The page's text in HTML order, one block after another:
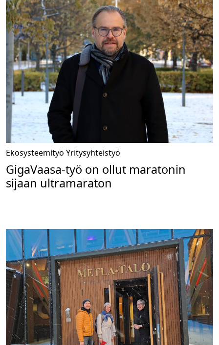
Ekosysteemityö Yritysyhteistyö
GigaVaasa-työ on ollut maratonin
sijaan ultramaraton